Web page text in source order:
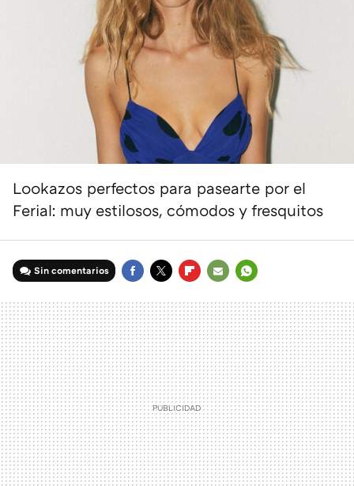
Lookazos perfectos para pasearte por el
Ferial: muy estilosos, cómodos y fresquitos
Sin comentarios
MAIL